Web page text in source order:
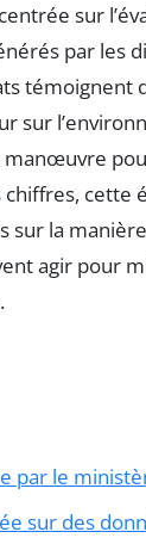
sur
par les
témoignent
sur
manœuvre
cette
sur la
agir pour
par le
sur des